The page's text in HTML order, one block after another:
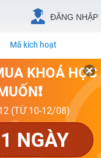
ĐĂNG NHẬP
Mã kích hoạt
KHOÁ HỌC
(TỪ 10-12/08)
NGÀY